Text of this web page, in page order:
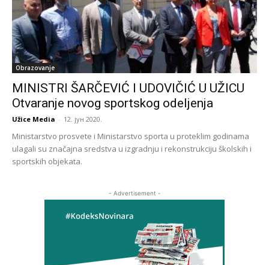
Obrazovanje
MINISTRI ŠARČEVIĆ I UDOVIČIĆ U UŽICU
Otvaranje novog sportskog odeljenja
Užice Media - 12. јун 2020.
Ministarstvo prosvete i Ministarstvo sporta u proteklim godinama
ulagali su značajna sredstva u izgradnju i rekonstrukciju školskih i
sportskih objekata.
- Advertisement -